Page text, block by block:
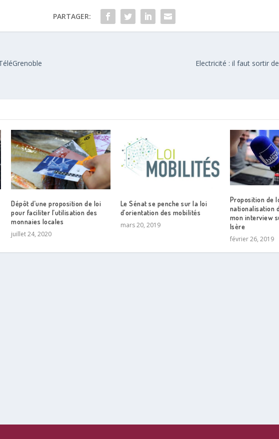
PARTAGER:
Electricité : il faut sortir
Dépôt d’une proposition de loi
pour faciliter l’utilisation des
monnaies locales
juillet 24, 2020
Le Sénat se penche sur la loi
d’orientation des mobilités
mars 20, 2019
Proposition de
nationalisation
mon interview
Isère
février 26, 2019